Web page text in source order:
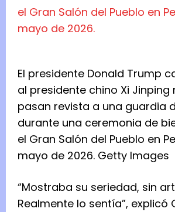
El presidente Donald Trump
al presidente chino Xi Jinping
pasan revista a una guardia
durante una ceremonia de
el Gran Salón del Pueblo en
mayo de 2026. Getty Images
“Mostraba su seriedad, sin
Realmente lo sentía”, explicó